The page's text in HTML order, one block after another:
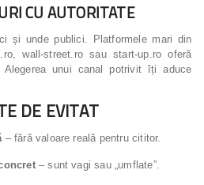
CU AUTORITATE
și unde publici. Platformele mari din
wall-street.ro sau start-up.ro oferă
Alegerea unui canal potrivit îți aduce
DE EVITAT
– fără valoare reală pentru cititor.
– sunt vagi sau „umflate”.